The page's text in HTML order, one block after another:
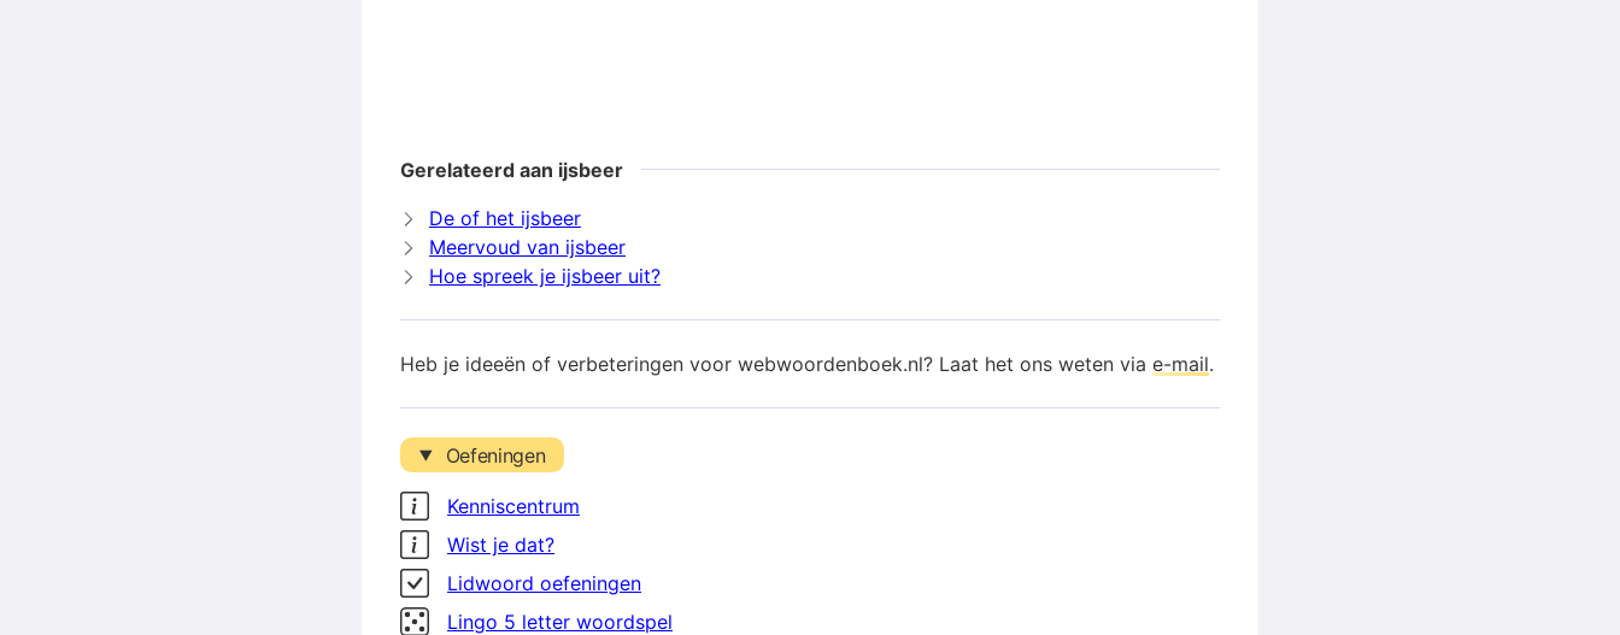
Gerelateerd aan ijsbeer
De of het ijsbeer
Meervoud van ijsbeer
Hoe spreek je ijsbeer uit?
Heb je ideeën of verbeteringen voor webwoordenboek.nl? Laat het ons weten via e-mail.
Oefeningen
Kenniscentrum
Wist je dat?
Lidwoord oefeningen
Lingo 5 letter woordspel